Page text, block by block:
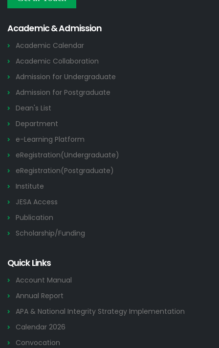
2026
Academic & Admission
Academic Calendar
Academic Collaboration
Admission for Undergraduate
Admission for Postgraduate
Dean's List
Department
e-Learning Platform
eRegistration(Undergraduate)
eRegistration(Postgraduate)
Institute
JESA Access
Publication
Scholarship/Funding
Quick Links
Account Manual
Annual Report
APA & National Integrity Strategy Implementation
Calendar 2026
Convocation